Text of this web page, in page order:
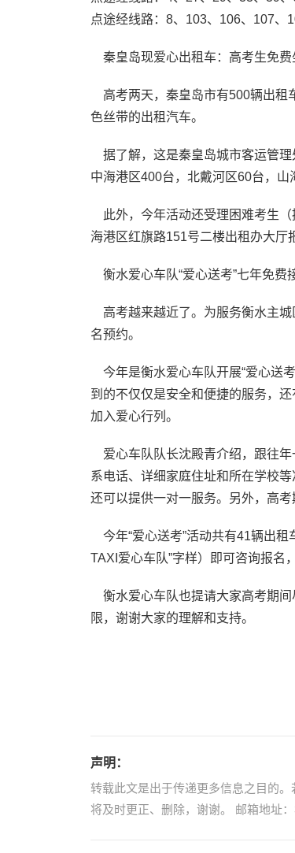
点途经线路：8、103、106、107、
秦皇岛现爱心出租车：高考生免费
高考两天，秦皇岛市有500辆出租
色丝带的出租汽车。
据了解，这是秦皇岛城市客运管理
中海港区400台，北戴河区60台，山
此外，今年活动还受理困难考生（
海港区红旗路151号二楼出租办大厅
衡水爱心车队“爱心送考”七年免费
高考越来越近了。为服务衡水主城
名预约。
今年是衡水爱心车队开展“爱心送
到的不仅仅是安全和便捷的服务，
加入爱心行列。
爱心车队队长沈殿青介绍，跟往年
系电话、详细家庭住址和所在学校
还可以提供一对一服务。另外，高
今年“爱心送考”活动共有41辆出租
TAXI爱心车队”字样）即可咨询报名
衡水爱心车队也提请大家高考期间
限，谢谢大家的理解和支持。
声明：
转载此文是出于传递更多信息之目的
将及时更正、删除，谢谢。 邮箱地址：